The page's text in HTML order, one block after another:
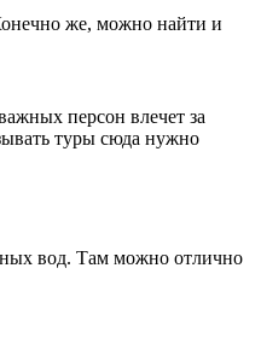
же, можно найти и
персон влечет за
туры сюда нужно
вод. Там можно отлично